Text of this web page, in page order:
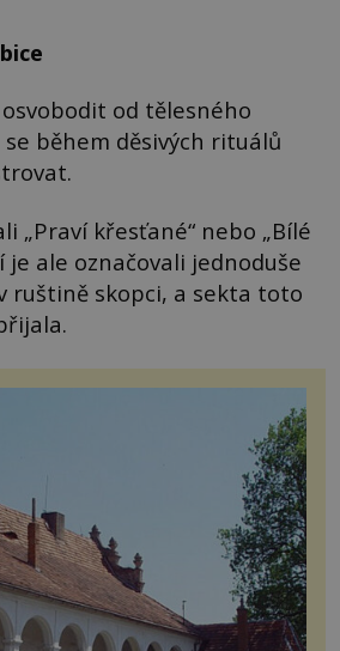
od tělesného
během děsivých rituálů
„Praví křesťané“ nebo „Bílé
je ale označovali jednoduše
ruštině skopci, a sekta toto